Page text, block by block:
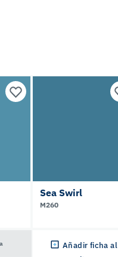
Sea Swirl
M260
Añadir ficha al